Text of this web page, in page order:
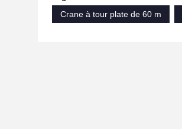
Crane à tour plate de 60 m